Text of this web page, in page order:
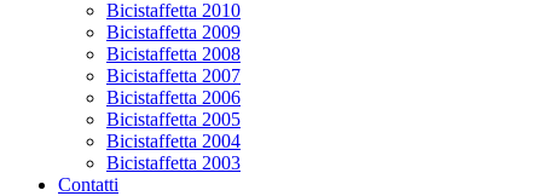
Bicistaffetta 2010
Bicistaffetta 2009
Bicistaffetta 2008
Bicistaffetta 2007
Bicistaffetta 2006
Bicistaffetta 2005
Bicistaffetta 2004
Bicistaffetta 2003
Contatti